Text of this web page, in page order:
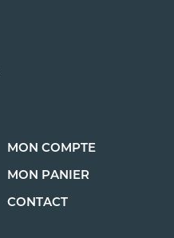
MON COMPTE
MON PANIER
CONTACT